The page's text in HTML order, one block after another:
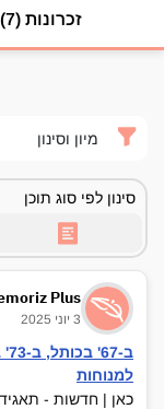
זכרונות (7)
מיון וסינון
סינון לפי סוג תוכן
Plus
3 יוני 2025
למנוחות
כאן | חדשות -